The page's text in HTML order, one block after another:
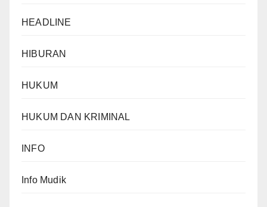
HEADLINE
HIBURAN
HUKUM
HUKUM DAN KRIMINAL
INFO
Info Mudik